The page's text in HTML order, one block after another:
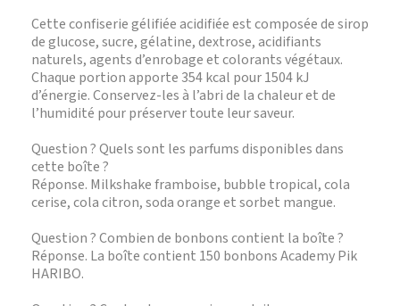
Cette confiserie gélifiée acidifiée est composée de sirop
de glucose, sucre, gélatine, dextrose, acidifiants
naturels, agents d’enrobage et colorants végétaux.
Chaque portion apporte 354 kcal pour 1504 kJ
d’énergie. Conservez-les à l’abri de la chaleur et de
l’humidité pour préserver toute leur saveur.
Question ? Quels sont les parfums disponibles dans
cette boîte ?
Réponse. Milkshake framboise, bubble tropical, cola
cerise, cola citron, soda orange et sorbet mangue.
Question ? Combien de bonbons contient la boîte ?
Réponse. La boîte contient 150 bonbons Academy Pik
HARIBO.